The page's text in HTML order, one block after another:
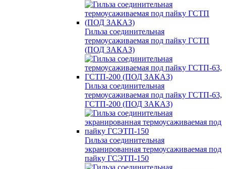
Гильза соединительная
термоусаживаемая под пайку ГСТП
(ПОД ЗАКАЗ)
Гильза соединительная
термоусаживаемая под пайку ГСТП-63,
ГСТП-200 (ПОД ЗАКАЗ)
Гильза соединительная
экранированная термоусаживаемая под
пайку ГСЭТП-150